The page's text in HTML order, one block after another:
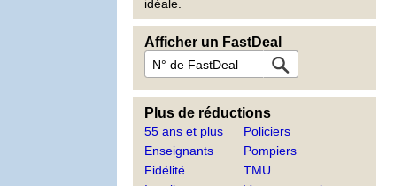
idéale.
Afficher un FastDeal
Plus de réductions
55 ans et plus
Enseignants
Fidélité
Policiers
Pompiers
TMU